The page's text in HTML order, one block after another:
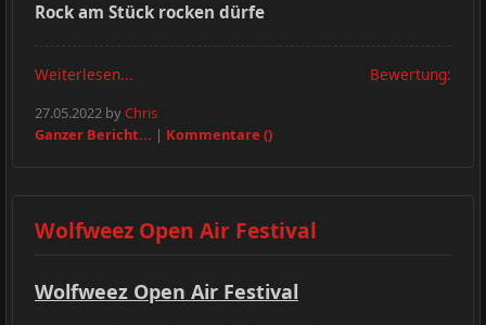
Rock am Stück rocken dürfe
Weiterlesen... Bewertung:
27.05.2022 byChris
Ganzer Bericht... | Kommentare ()
Wolfweez Open Air Festival
Wolfweez Open Air Festival